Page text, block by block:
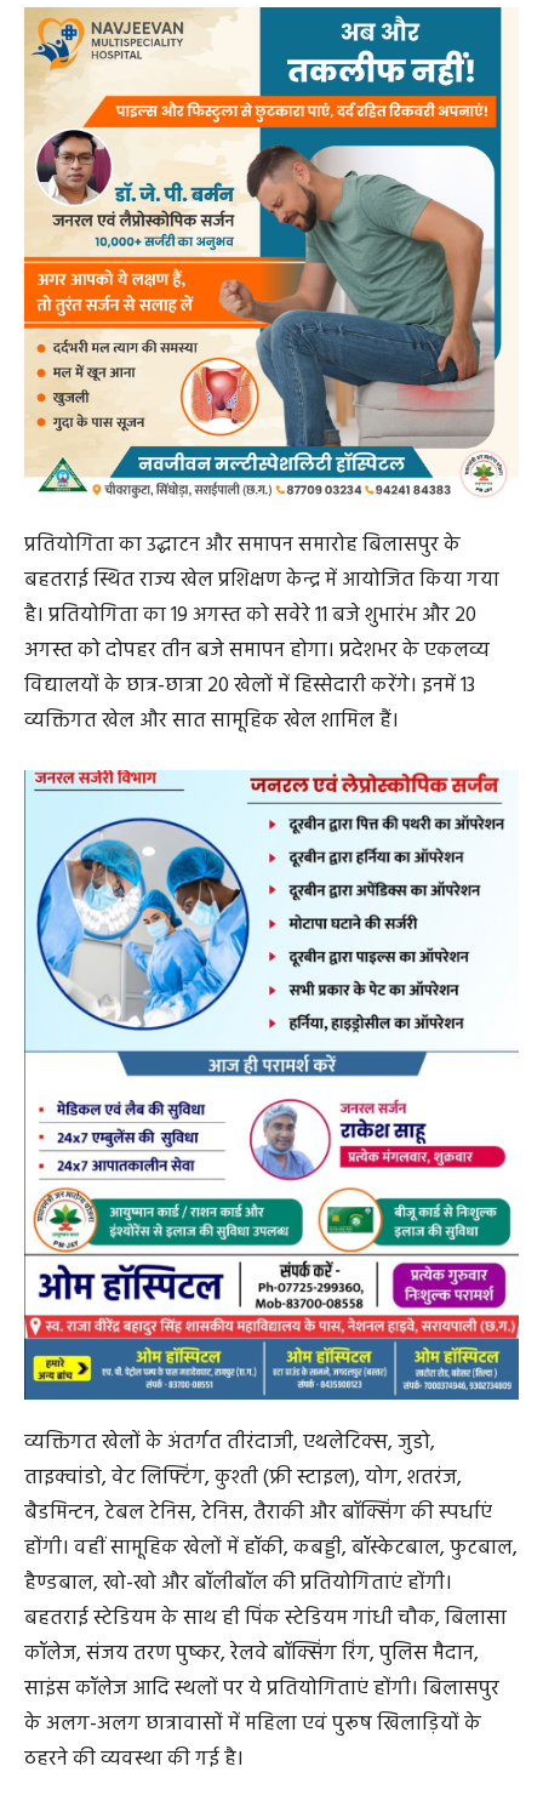
प्रतियोगिता का उद्घाटन और समापन समारोह बिलासपुर के
बहतराई स्थित राज्य खेल प्रशिक्षण केन्द्र में आयोजित किया गया
है। प्रतियोगिता का 19 अगस्त को सवेरे 11 बजे शुभारंभ और 20
अगस्त को दोपहर तीन बजे समापन होगा। प्रदेशभर के एकलव्य
विद्यालयों के छात्र-छात्रा 20 खेलों में हिस्सेदारी करेंगे। इनमें 13
व्यक्तिगत खेल और सात सामूहिक खेल शामिल हैं।
व्यक्तिगत खेलों के अंतर्गत तीरंदाजी, एथलेटिक्स, जुडो,
ताइक्वांडो, वेट लिफ्टिंग, कुश्ती (फ्री स्टाइल), योग, शतरंज,
बैडमिन्टन, टेबल टेनिस, टेनिस, तैराकी और बॉक्सिंग की स्पर्धाएं
होंगी। वहीं सामूहिक खेलों में हॉकी, कबड्डी, बॉस्केटबाल, फुटबाल,
हैण्डबाल, खो-खो और बॉलीबॉल की प्रतियोगिताएं होंगी।
बहतराई स्टेडियम के साथ ही पिंक स्टेडियम गांधी चौक, बिलासा
कॉलेज, संजय तरण पुष्कर, रेलवे बॉक्सिंग रिंग, पुलिस मैदान,
साइंस कॉलेज आदि स्थलों पर ये प्रतियोगिताएं होंगी। बिलासपुर
के अलग-अलग छात्रावासों में महिला एवं पुरूष खिलाड़ियों के
ठहरने की व्यवस्था की गई है।